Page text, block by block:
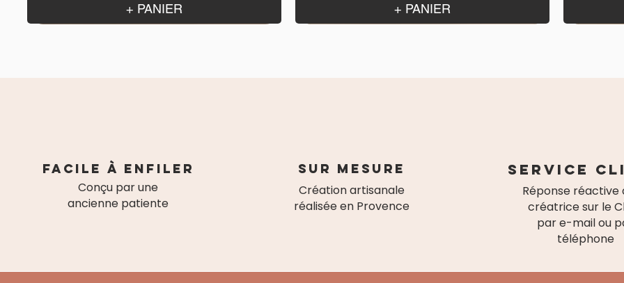
+ PANIER + PANIER
Facile à enfiler
Conçu par une
ancienne patiente
Sur mesure
Création artisanale
réalisée en Provence
Service
Réponse réactive
créatrice sur le
par e-mail ou
téléphone